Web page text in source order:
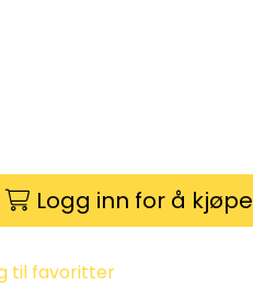
Logg inn for å kjøpe
til favoritter